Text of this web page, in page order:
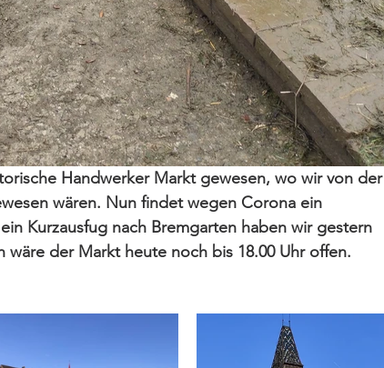
Handwerker Markt gewesen, wo wir von der
wären. Nun findet wegen Corona ein
Kurzausfug nach Bremgarten haben wir gestern
der Markt heute noch bis 18.00 Uhr offen.